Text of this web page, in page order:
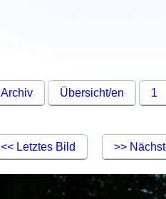
Archiv Übersicht/en 1
<< Letztes Bild >>